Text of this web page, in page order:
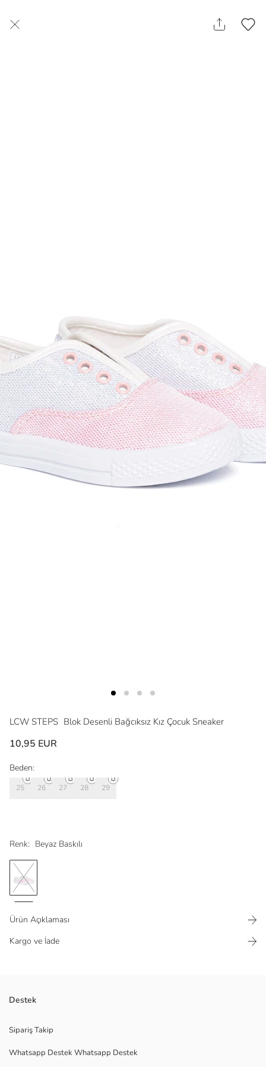
LCW STEPS Blok Desenli Bağcıksız Kız Çocuk Sneaker
10,95 EUR
Renk: Beyaz Baskılı
Beden:
25 26 27 28 29
Ürün Açıklaması
Kargo ve İade
Kız çocuk sneaker, bağcıksız geçmeli tasarıma sahiptir. Dokulu ve çift
Menşei:
Marka:
Destek
Sipariş Takip
Whatsapp Destek Whatsapp Destek